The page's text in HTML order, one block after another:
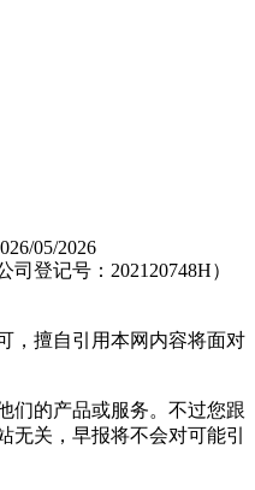
05/2026
登记号：202120748H）
，擅自引用本网内容将面对
们的产品或服务。不过您跟
无关，早报将不会对可能引